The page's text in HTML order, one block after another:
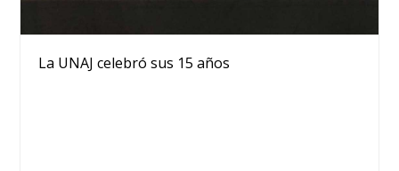
La UNAJ celebró sus 15 años